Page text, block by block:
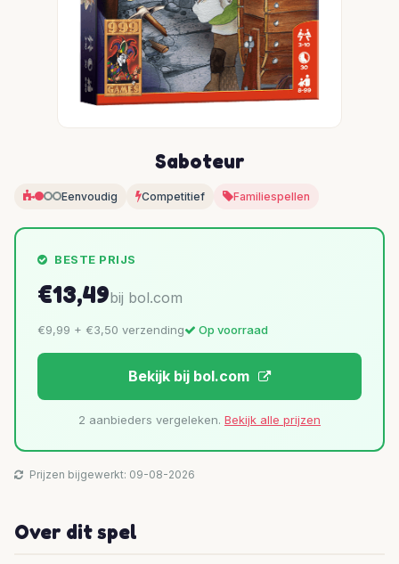
Saboteur
Eenvoudig Competitief Familiespellen
BESTE PRIJS
€13,49bij bol.com
€9,99 + €3,50 verzending Op voorraad
Bekijk bij bol.com
2 aanbieders vergeleken. Bekijk alle prijzen
Prijzen bijgewerkt: 09-08-2026
Over dit spel